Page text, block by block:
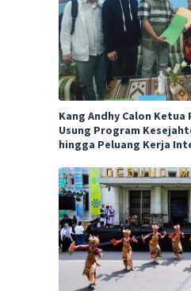
Kang Andhy Calon Ketua
Usung Program
hingga Peluang Kerja